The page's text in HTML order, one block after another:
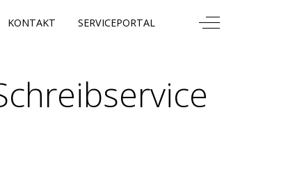
KONTAKT SERVICEPORTAL Off-Canvas